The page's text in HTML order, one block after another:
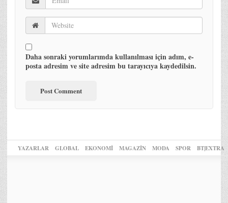
Daha sonraki yorumlarımda kullanılması için adım, e-
posta adresim ve site adresim bu tarayıcıya kaydedilsin.
YAZARLAR GLOBAL EKONOMİ MAGAZİN MODA SPOR BT|EXTRA